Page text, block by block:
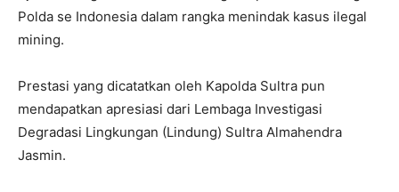
Polda se Indonesia dalam rangka menindak kasus ilegal
mining.
Prestasi yang dicatatkan oleh Kapolda Sultra pun
mendapatkan apresiasi dari Lembaga Investigasi
Degradasi Lingkungan (Lindung) Sultra Almahendra
Jasmin.